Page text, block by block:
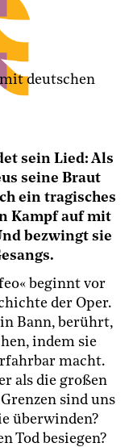
deutschen
sein Lied: Als
seine Braut
ein tragisches
Kampf auf mit
bezwingt sie
beginnt vor
der Oper.
Bann, berührt,
indem sie
macht.
als die großen
sind uns
überwinden?
Tod besiegen?